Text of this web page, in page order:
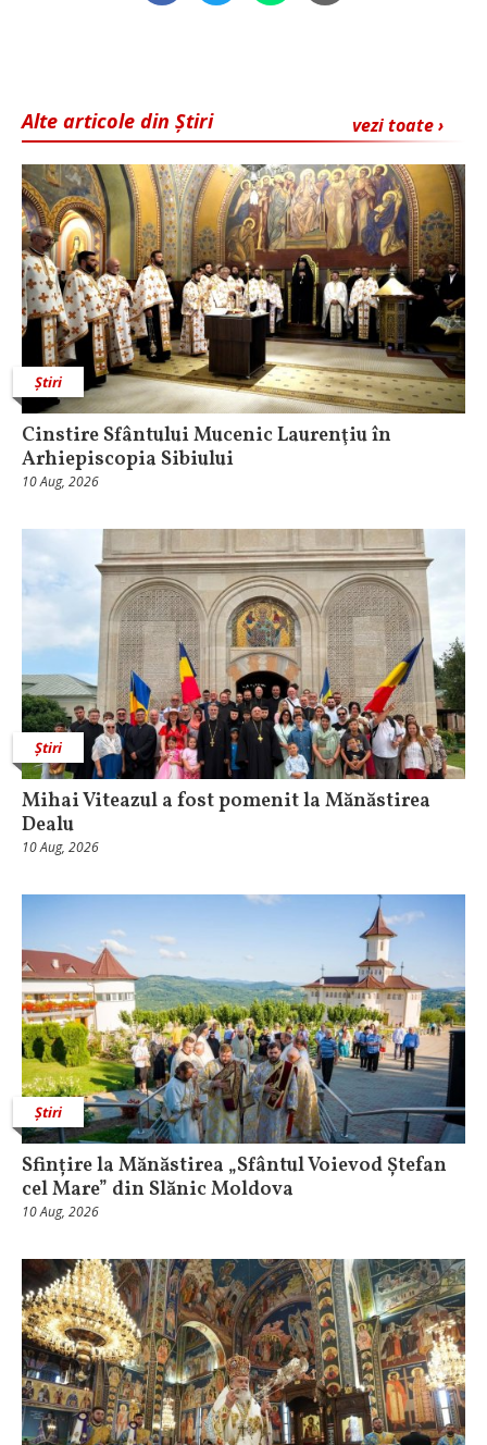
vezi toate ›
Alte articole din Știri
Știri
Cinstire Sfântului Mucenic Laurenţiu în
Arhiepiscopia Sibiului
10 Aug, 2026
Știri
Mihai Viteazul a fost pomenit la Mănăstirea
Dealu
10 Aug, 2026
Știri
Sfințire la Mănăstirea „Sfântul Voievod Ștefan
cel Mare” din Slănic Moldova
10 Aug, 2026